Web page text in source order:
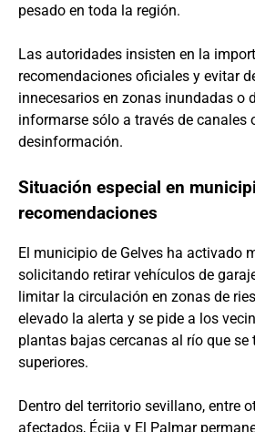
pesado en toda la región.
Las autoridades insisten en la
recomendaciones oficiales y evitar
innecesarios en zonas inundadas o
informarse sólo a través de canales
desinformación.
Situación especial en
recomendaciones
El municipio de Gelves ha activado
solicitando retirar vehículos de
limitar la circulación en zonas de
elevado la alerta y se pide a los
plantas bajas cercanas al río que se
superiores.
Dentro del territorio sevillano, entre
afectados, Écija y El Palmar